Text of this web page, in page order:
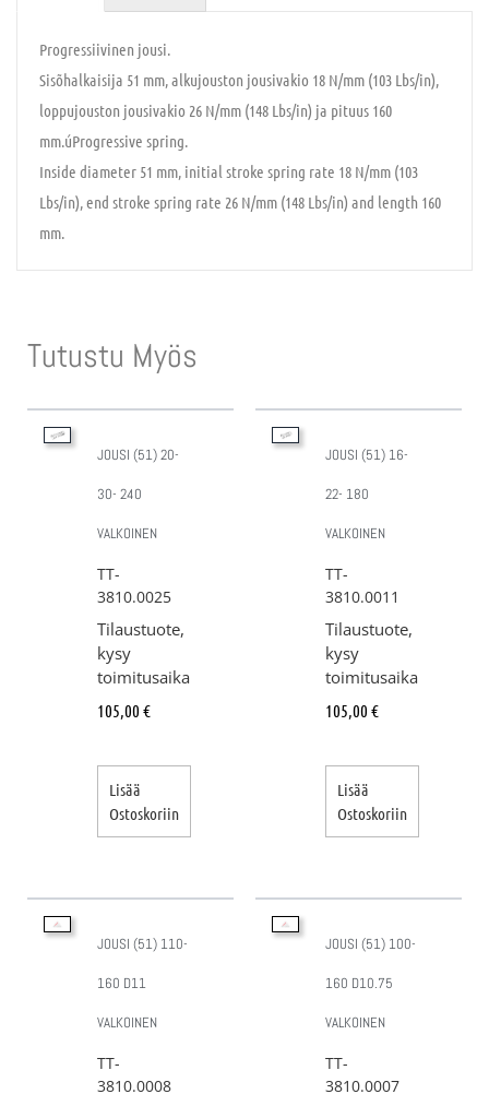
Progressiivinen jousi.
Sisõhalkaisija 51 mm, alkujouston jousivakio 18 N/mm (103 Lbs/in),
loppujouston jousivakio 26 N/mm (148 Lbs/in) ja pituus 160
mm.úProgressive spring.
Inside diameter 51 mm, initial stroke spring rate 18 N/mm (103
Lbs/in), end stroke spring rate 26 N/mm (148 Lbs/in) and length 160
mm.
Tutustu Myös
JOUSI (51) 20-
30- 240
VALKOINEN
TT-
3810.0025
Tilaustuote,
kysy
toimitusaika
105,00 €
Lisää
Ostoskoriin
JOUSI (51) 16-
22- 180
VALKOINEN
TT-
3810.0011
Tilaustuote,
kysy
toimitusaika
105,00 €
Lisää
Ostoskoriin
JOUSI (51) 110-
160 D11
VALKOINEN
TT-
3810.0008
JOUSI (51) 100-
160 D10.75
VALKOINEN
TT-
3810.0007